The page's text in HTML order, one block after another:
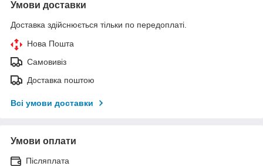
Умови доставки
Доставка здійснюється тільки по передоплаті.
Нова Пошта
Самовивіз
Доставка поштою
Всі умови доставки
Умови оплати
Післяплата